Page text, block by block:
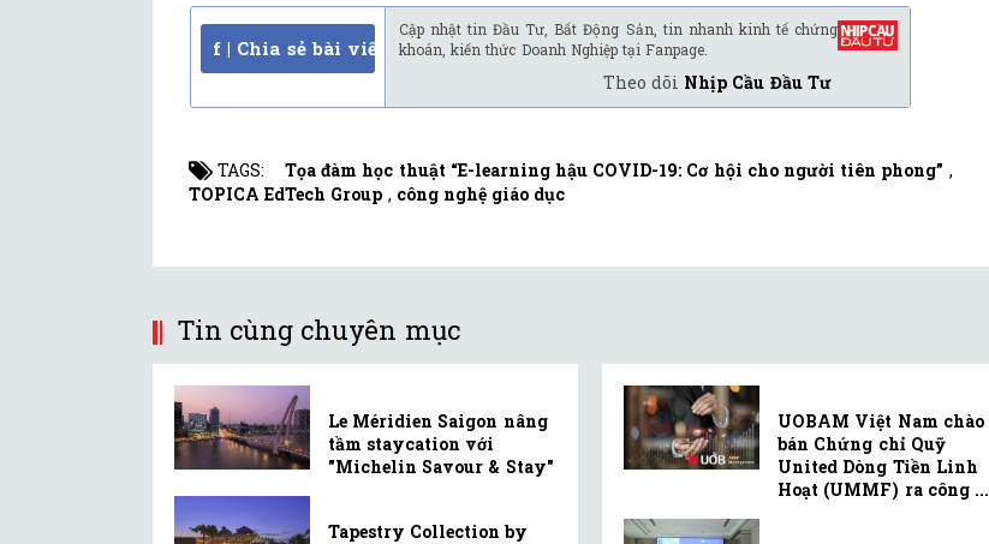
f | Chia sẻ bài viết
Cập nhật tin Đầu Tư, Bất Động Sản, tin nhanh kinh tế chứng
khoán, kiến thức Doanh Nghiệp tại Fanpage.
Theo dõi Nhịp Cầu Đầu Tư
TAGS: Tọa đàm học thuật “E-learning hậu COVID-19: Cơ hội cho người tiên phong” ,
TOPICA EdTech Group , công nghệ giáo dục
Tin cùng chuyên mục
Le Méridien Saigon nâng
tầm staycation với
"Michelin Savour & Stay"
Tapestry Collection by
UOBAM Việt Nam chào
bán Chứng chỉ Quỹ
United Dòng Tiền Linh
Hoạt (UMMF) ra công ...